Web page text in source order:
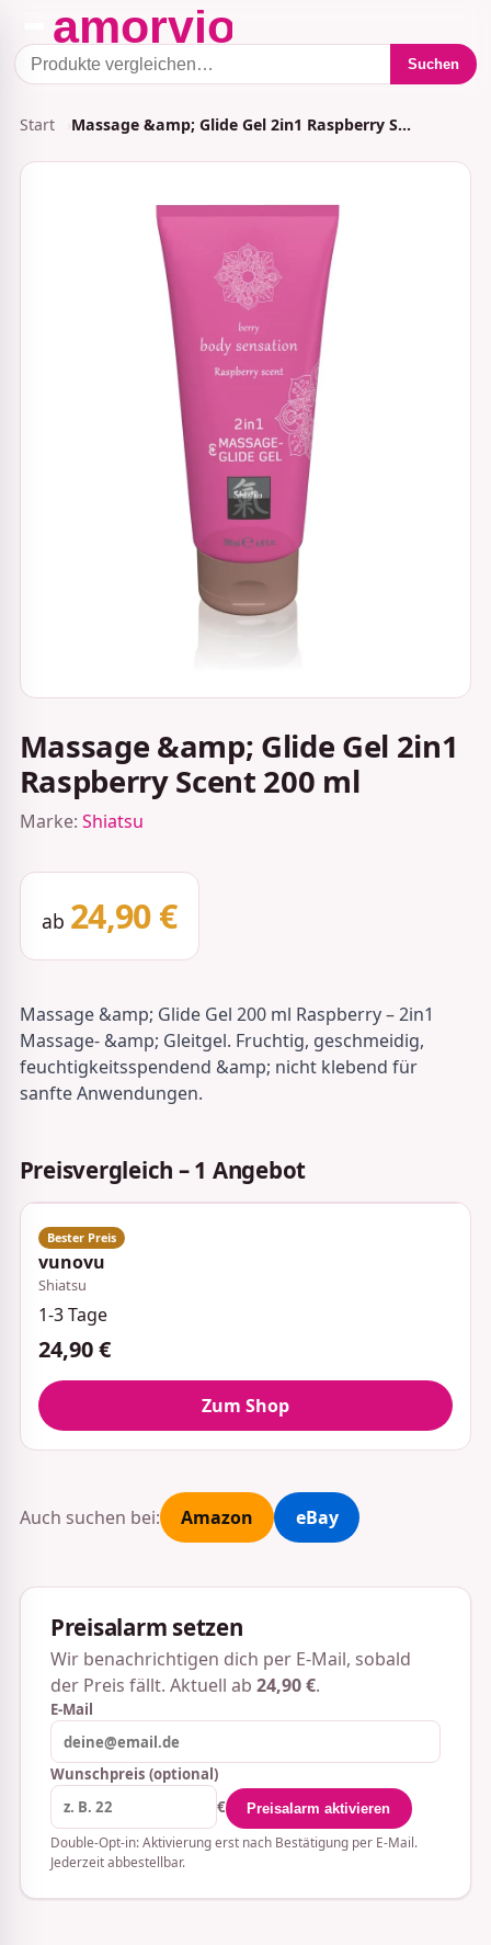
Suchen
Start Massage &amp; Glide Gel 2in1 Raspberry S…
Massage &amp; Glide Gel 2in1
Raspberry Scent 200 ml
Marke: Shiatsu
ab 24,90 €
Massage &amp; Glide Gel 200 ml Raspberry – 2in1
Massage- &amp; Gleitgel. Fruchtig, geschmeidig,
feuchtigkeitsspendend &amp; nicht klebend für
sanfte Anwendungen.
Preisvergleich – 1 Angebot
vunovu
Shiatsu
1-3 Tage
24,90 €
Zum Shop
Auch suchen bei: Amazon eBay
Preisalarm setzen
Wir benachrichtigen dich per E-Mail, sobald
der Preis fällt. Aktuell ab 24,90 €.
E-Mail
Wunschpreis (optional)
€
Preisalarm aktivieren
Double-Opt-in: Aktivierung erst nach Bestätigung per E-Mail.
Jederzeit abbestellbar.